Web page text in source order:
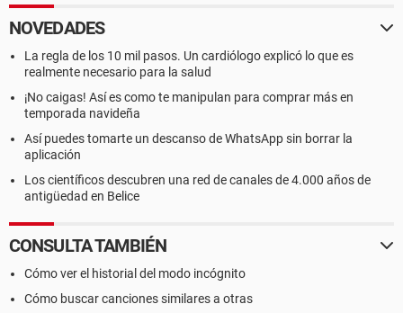
NOVEDADES
La regla de los 10 mil pasos. Un cardiólogo explicó lo que es
realmente necesario para la salud
¡No caigas! Así es como te manipulan para comprar más en
temporada navideña
Así puedes tomarte un descanso de WhatsApp sin borrar la
aplicación
Los científicos descubren una red de canales de 4.000 años de
antigüedad en Belice
CONSULTA TAMBIÉN
Cómo ver el historial del modo incógnito
Cómo buscar canciones similares a otras